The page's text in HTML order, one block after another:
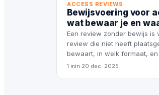
ACCESS REVIEWS
Bewijsvoering voor
wat bewaar je en
Een review zonder bewijs is
review die niet heeft
bewaart, in welk formaat, en
1 min·20 dec. 2025